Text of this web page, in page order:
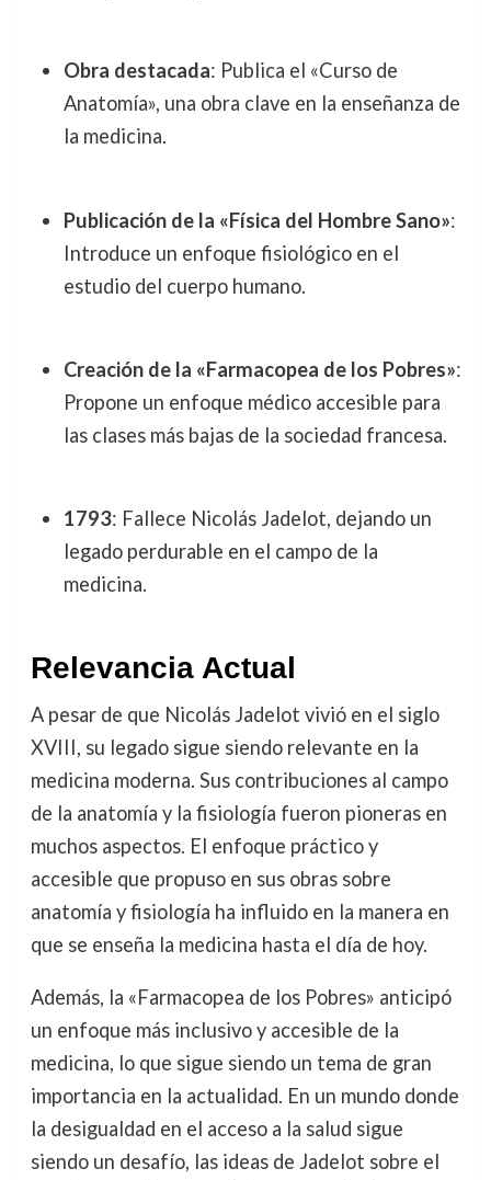
Obra destacada: Publica el «Curso de
Anatomía», una obra clave en la enseñanza de
la medicina.
Publicación de la «Física del Hombre Sano»:
Introduce un enfoque fisiológico en el
estudio del cuerpo humano.
Creación de la «Farmacopea de los Pobres»:
Propone un enfoque médico accesible para
las clases más bajas de la sociedad francesa.
1793: Fallece Nicolás Jadelot, dejando un
legado perdurable en el campo de la
medicina.
Relevancia Actual
A pesar de que Nicolás Jadelot vivió en el siglo
XVIII, su legado sigue siendo relevante en la
medicina moderna. Sus contribuciones al campo
de la anatomía y la fisiología fueron pioneras en
muchos aspectos. El enfoque práctico y
accesible que propuso en sus obras sobre
anatomía y fisiología ha influido en la manera en
que se enseña la medicina hasta el día de hoy.
Además, la «Farmacopea de los Pobres» anticipó
un enfoque más inclusivo y accesible de la
medicina, lo que sigue siendo un tema de gran
importancia en la actualidad. En un mundo donde
la desigualdad en el acceso a la salud sigue
siendo un desafío, las ideas de Jadelot sobre el